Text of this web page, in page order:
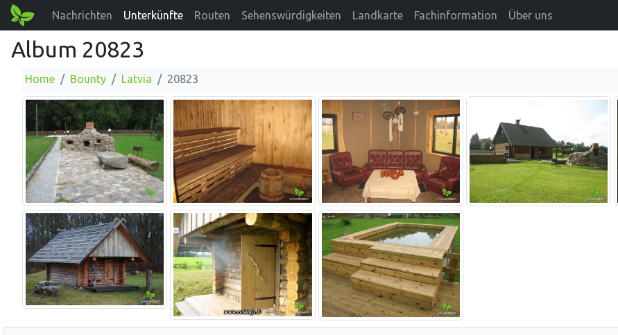
Nachrichten Unterkünfte Routen Sehenswürdigkeiten Landkarte Fachinformation Über uns
Album 20823
Home Bounty Latvia 20823